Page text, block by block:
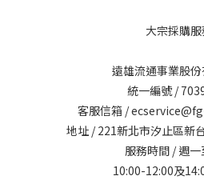
大宗採購服
遠雄流通事業股
統一編號 /
客服信箱 /
地址 / 221新北市汐止區新
服務時間 / 週
10:00-12:00及